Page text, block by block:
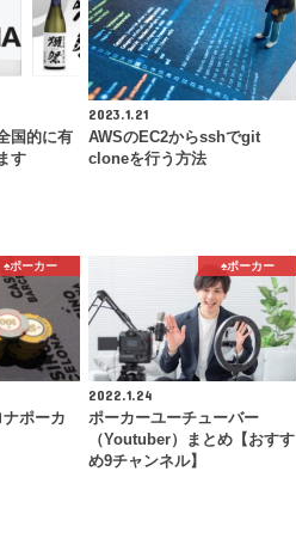
国的に有
す
2023.1.21
AWSのEC2からsshでgit
cloneを行う方法
♠️ポーカー
ナポーカ
♠️ポーカー
2022.1.24
ポーカーユーチューバー
（Youtuber）まとめ【おすす
め9チャンネル】